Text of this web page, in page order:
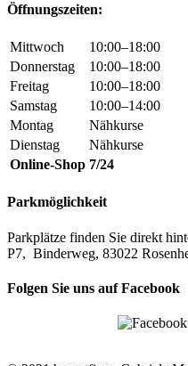
Öffnungszeiten:
Mittwoch
10:00–18:00
Donnerstag
10:00–18:00
Freitag
10:00–18:00
Samstag
10:00–14:00
Montag
Nähkurse
Dienstag
Nähkurse
Online-Shop 7/24
Parkmöglichkeit
Parkplätze finden Sie direkt
P7, Binderweg, 83022
Folgen Sie uns auf Facebook